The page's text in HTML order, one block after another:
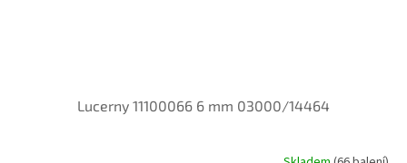
Lucerny 11100066 6 mm 03000/14464